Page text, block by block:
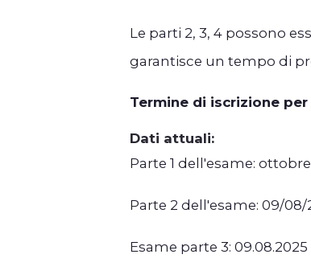
Le parti 2, 3, 4 possono
garantisce un tempo di
Termine di iscrizione per
Dati attuali:
Parte 1 dell'esame:
Parte 2 dell'esame: 09/08/
Esame parte 3: 09.08.2025